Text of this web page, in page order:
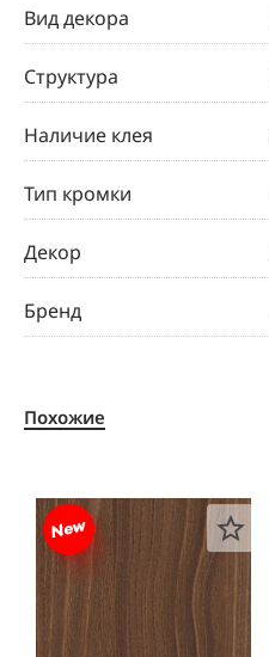
Вид декора
Структура
Наличие клея
Тип кромки
Декор
Бренд
Похожие